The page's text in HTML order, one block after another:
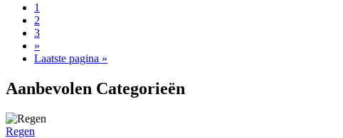
1
2
3
»
Laatste pagina »
Aanbevolen Categorieën
Regen